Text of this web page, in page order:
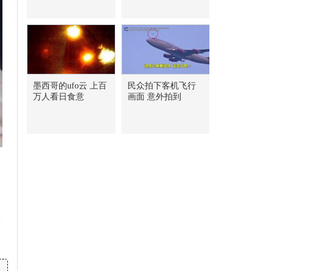
墨西哥的ufo云 上百
万人看日食意
民众拍下客机飞行
画面 意外拍到